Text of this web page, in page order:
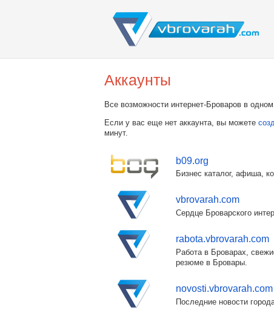
Аккаунты
Все возможности интернет-Броваров в одном
Если у вас еще нет аккаунта, вы можете
минут.
b09.org
Бизнес каталог, афиша,
vbrovarah.com
Сердце Броварского
rabota.vbrovarah.com
Работа в Броварах,
резюме в Бровары.
novosti.vbrovarah.com
Последние новости